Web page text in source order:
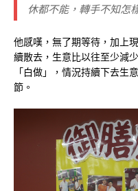
休都不能，轉手不知怎
他感嘆，無了期等待，加上
續散去，生意比以往至少減
「白做」，情況持續下去生
節。